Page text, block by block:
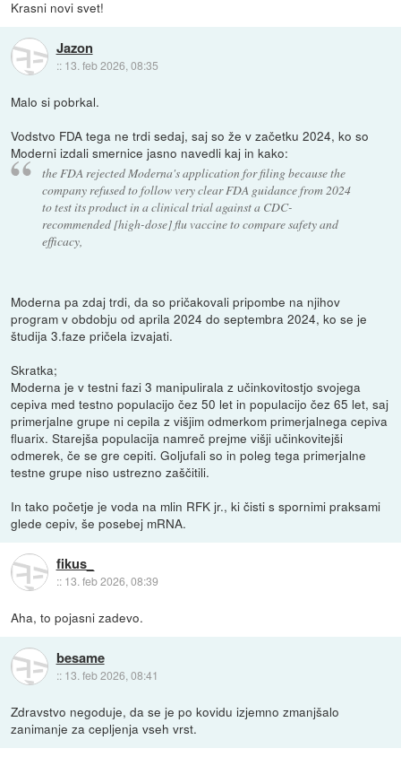
Krasni novi svet!
Jazon
:: 13. feb 2026, 08:35
Malo si pobrkal.
Vodstvo FDA tega ne trdi sedaj, saj so že v začetku 2024, ko so
Moderni izdali smernice jasno navedli kaj in kako:
the FDA rejected Moderna's application for filing because the
company refused to follow very clear FDA guidance from 2024
to test its product in a clinical trial against a CDC-
recommended [high-dose] flu vaccine to compare safety and
efficacy,
Moderna pa zdaj trdi, da so pričakovali pripombe na njihov
program v obdobju od aprila 2024 do septembra 2024, ko se je
študija 3.faze pričela izvajati.
Skratka;
Moderna je v testni fazi 3 manipulirala z učinkovitostjo svojega
cepiva med testno populacijo čez 50 let in populacijo čez 65 let, saj
primerjalne grupe ni cepila z višjim odmerkom primerjalnega cepiva
fluarix. Starejša populacija namreč prejme višji učinkovitejši
odmerek, če se gre cepiti. Goljufali so in poleg tega primerjalne
testne grupe niso ustrezno zaščitili.
In tako početje je voda na mlin RFK jr., ki čisti s spornimi praksami
glede cepiv, še posebej mRNA.
fikus_
:: 13. feb 2026, 08:39
Aha, to pojasni zadevo.
besame
:: 13. feb 2026, 08:41
Zdravstvo negoduje, da se je po kovidu izjemno zmanjšalo
zanimanje za cepljenja vseh vrst.